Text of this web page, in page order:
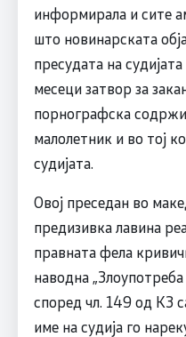
информирала и сите
што новинарската
пресудата на
месеци затвор за
порнографска
малолетник и во тој
судијата.
Овој преседан во
предизивка лавина
правната фела
наводна
според чл. 149 од КЗ
име на судија го